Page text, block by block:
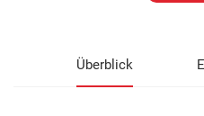
Überblick